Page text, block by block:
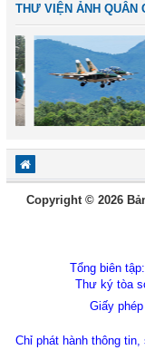
THƯ VIỆN ẢNH QUÂN
Copyright © 2026
Tổng biên tập:
Thư ký tòa
Giấy
Chỉ phát hành thông